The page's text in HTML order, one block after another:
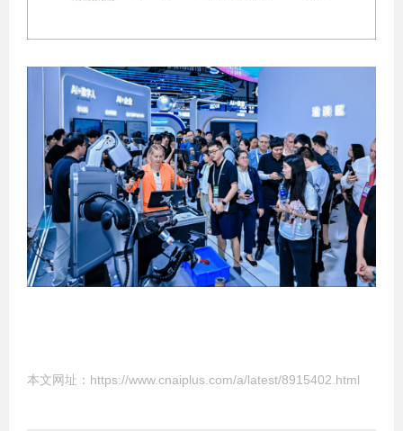
本文网址： https://www.cnaiplus.com/a/latest/8915402.html